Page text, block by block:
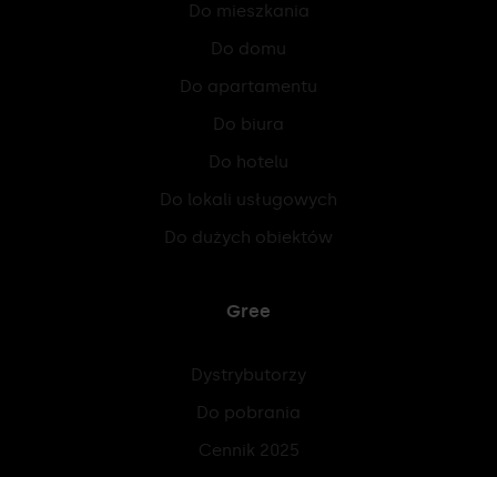
Do mieszkania
Do domu
Do apartamentu
Do biura
Do hotelu
Do lokali usługowych
Do dużych obiektów
Gree
Dystrybutorzy
Do pobrania
Cennik 2025